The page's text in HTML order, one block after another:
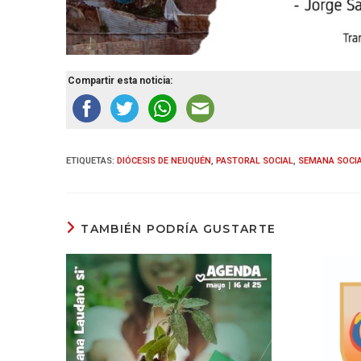
Compartir esta noticia:
ETIQUETAS: DIÓCESIS DE NEUQUÉN PASTORAL SOCIAL SEMANA
TAMBIÉN PODRÍA GUSTARTE